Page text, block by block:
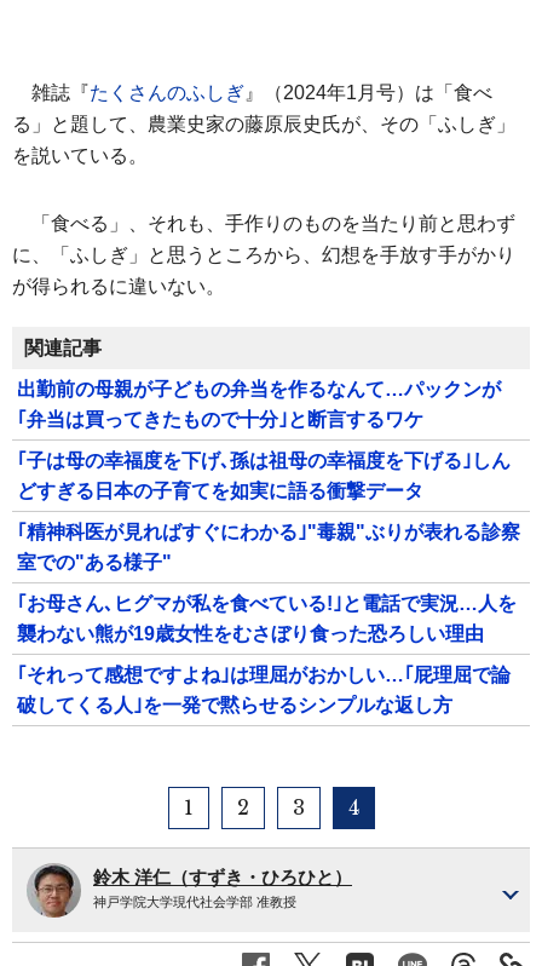
雑誌『たくさんのふしぎ 』（2024年1月号）は「食べ
る」と題して、農業史家の藤原辰史氏が、その「ふしぎ」
を説いている。
「食べる」、それも、手作りのものを当たり前と思わず
に、「ふしぎ」と思うところから、幻想を手放す手がかり
が得られるに違いない。
関連記事
出勤前の母親が子どもの弁当を作るなんて…パックンが
｢弁当は買ってきたもので十分｣と断言するワケ
｢子は母の幸福度を下げ､孫は祖母の幸福度を下げる｣しん
どすぎる日本の子育てを如実に語る衝撃データ
｢精神科医が見ればすぐにわかる｣"毒親"ぶりが表れる診察
室での"ある様子"
｢お母さん､ヒグマが私を食べている!｣と電話で実況…人を
襲わない熊が19歳女性をむさぼり食った恐ろしい理由
｢それって感想ですよね｣は理屈がおかしい…｢屁理屈で論
破してくる人｣を一発で黙らせるシンプルな返し方
1 2 3 4
鈴木 洋仁（すずき・ひろひと）
神戸学院大学現代社会学部 准教授